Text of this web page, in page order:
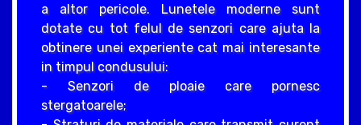
a altor pericole. Lunetele moderne sunt
dotate cu tot felul de senzori care ajuta la
obtinere unei experiente cat mai interesante
in timpul condusului:
- Senzori de ploaie care pornesc
stergatoarele;